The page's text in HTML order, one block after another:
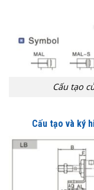
Cấu tạo
Cấu tạo và ký